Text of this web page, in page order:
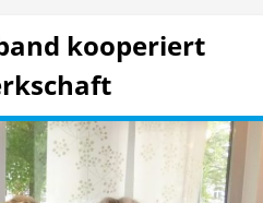
kooperiert